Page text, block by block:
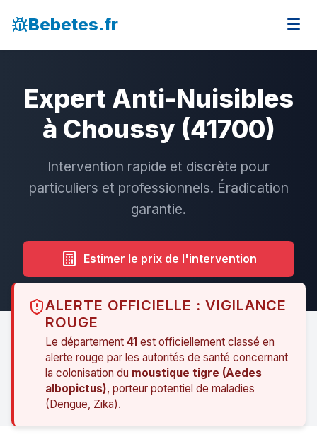
Bebetes.fr
Expert Anti-Nuisibles
à Choussy (41700)
Intervention rapide et discrète pour
particuliers et professionnels. Éradication
garantie.
Estimer le prix de l'intervention
ALERTE OFFICIELLE : VIGILANCE
ROUGE
Le département 41 est officiellement classé en
alerte rouge par les autorités de santé concernant
la colonisation du moustique tigre (Aedes
albopictus), porteur potentiel de maladies
(Dengue, Zika).